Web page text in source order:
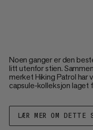
Noen ganger er den
litt utenfor stien.
merket Hiking Patrol har
capsule‑kolleksjon laget
LÆR MER OM DETTE